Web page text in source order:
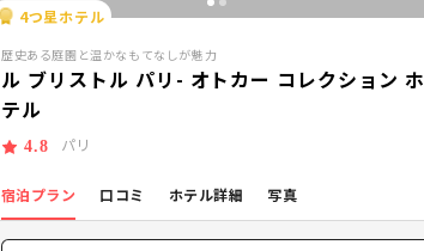
4つ星ホテル
歴史ある庭園と温かなもてなしが魅力
ル ブリストル パリ- オトカー コレクション ホ
テル
4.8 パリ
宿泊プラン 口コミ ホテル詳細 写真